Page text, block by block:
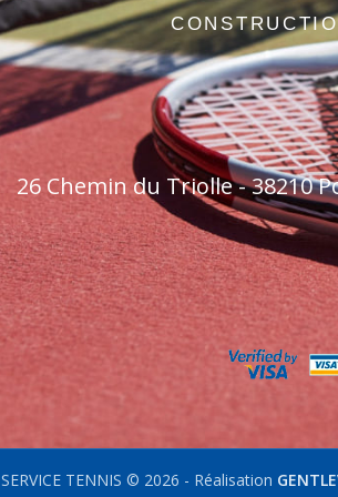
26 Chemin du Triolle - 38210
SERVICE TENNIS © 2026 - Réalisation